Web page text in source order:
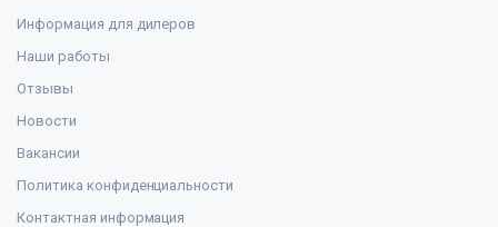
Информация для дилеров
Наши работы
Отзывы
Новости
Вакансии
Политика конфиденциальности
Контактная информация